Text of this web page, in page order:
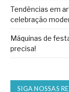
Tendências em
celebração
Máquinas de
precisa!
SIGA NOSSAS